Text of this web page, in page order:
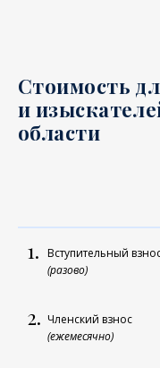
Стоимость
и
области
1. Вступительный
(разово)
2. Членский взнос
(ежемесячно)